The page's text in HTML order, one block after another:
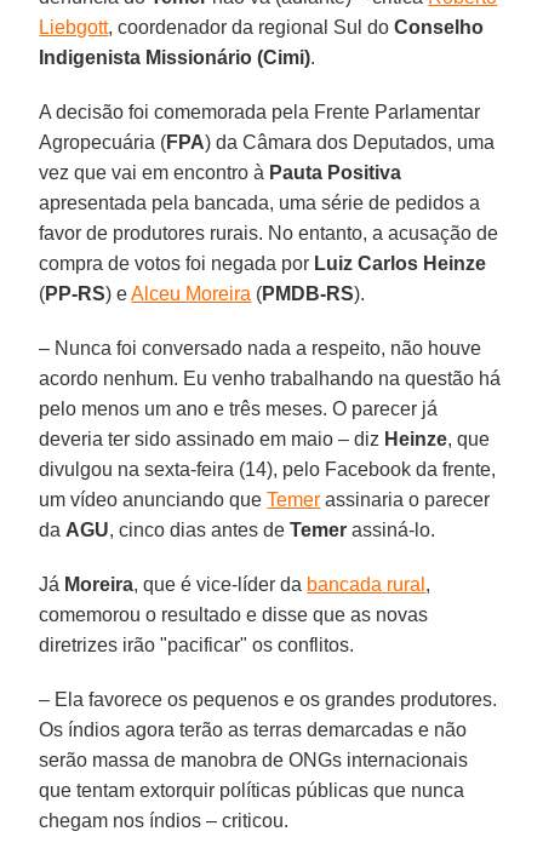
Liebgott, coordenador da regional Sul doConselho
Indigenista Missionário (Cimi).
A decisão foi comemorada pela Frente Parlamentar
Agropecuária (FPA) da Câmara dos Deputados, uma
vez que vai em encontro à Pauta Positiva
apresentada pela bancada, uma série de pedidos a
favor de produtores rurais. No entanto, a acusação de
compra de votos foi negada por Luiz Carlos Heinze
(PP-RS) eAlceu Moreira (PMDB-RS).
– Nunca foi conversado nada a respeito, não houve
acordo nenhum. Eu venho trabalhando na questão há
pelo menos um ano e três meses. O parecer já
deveria ter sido assinado em maio – diz Heinze, que
divulgou na sexta-feira (14), pelo Facebook da frente,
um vídeo anunciando queTemer assinaria o parecer
da AGU, cinco dias antes deTemer assiná-lo.
Já Moreira, que é vice-líder da bancada rural ,
comemorou o resultado e disse que as novas
diretrizes irão "pacificar" os conflitos.
– Ela favorece os pequenos e os grandes produtores.
Os índios agora terão as terras demarcadas e não
serão massa de manobra de ONGs internacionais
que tentam extorquir políticas públicas que nunca
chegam nos índios – criticou.